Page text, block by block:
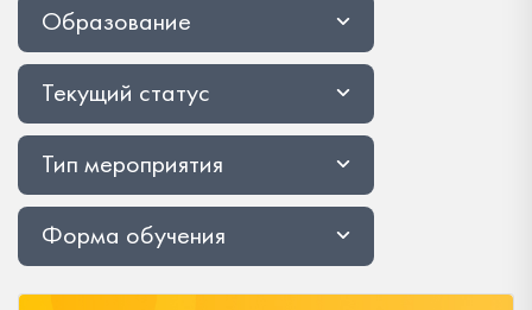
Образование
Текущий статус
Тип мероприятия
Форма обучения